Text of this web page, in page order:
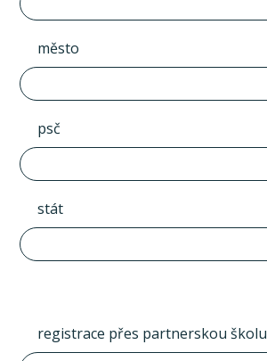
město
psč
stát
registrace přes partnerskou školu